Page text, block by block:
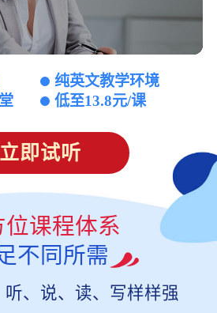
纯英文教学环境
低至13.8元/课
立即试听
位课程体系
不同所需
、说、读、写样样强